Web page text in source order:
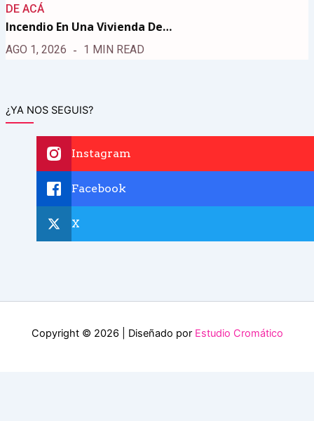
DE ACÁ
Incendio En Una Vivienda De…
AGO 1, 2026 1 MIN READ
¿YA NOS SEGUIS?
Instagram
Facebook
X
Copyright © 2026 | Diseñado por Estudio Cromático